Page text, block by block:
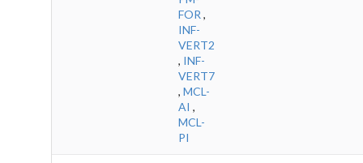
FOR ,
INF-
VERT2
, INF-
VERT7
, MCL-
AI ,
MCL-
PI